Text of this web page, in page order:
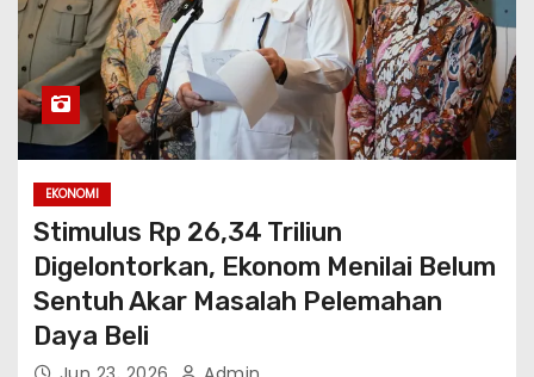
EKONOMI
Stimulus Rp 26,34 Triliun
Digelontorkan, Ekonom Menilai Belum
Sentuh Akar Masalah Pelemahan
Daya Beli